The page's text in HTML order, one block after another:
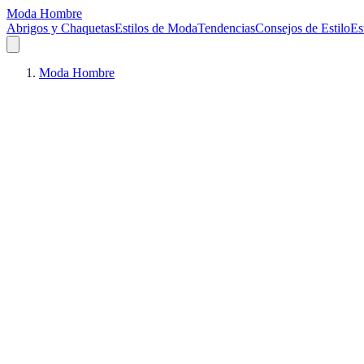
Moda Hombre
Abrigos y ChaquetasEstilos de ModaTendenciasConsejos de Estilo
Moda Hombre